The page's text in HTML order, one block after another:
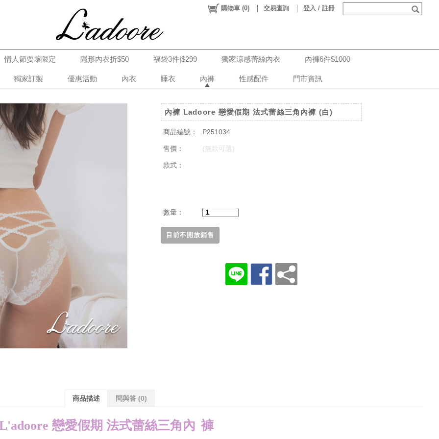
情人節耍壞限定 隱形內衣折$50 福袋3件|$299 獨家涼感蕾絲內衣 內褲6件$1000
獨家訂製 優惠活動 內衣 睡衣 內褲 性感配件 門市資訊
購物車 (0) 交易查詢 登入 / 註冊
內褲 Ladoore 戀愛假期 法式蕾絲三角內褲 (白)
商品編號： P251034
售價： (無款可選)
款式：
數量：
目前不開放銷售
商品描述 問與答 (0)